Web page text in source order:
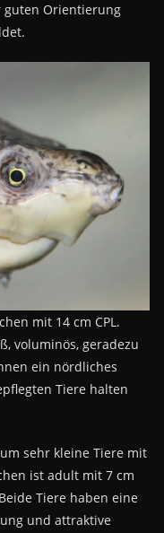
guten Orientierung
mit 14 cm CPL.
voluminös, geradezu
ein nördliches
Tiere halten
sehr kleine Tiere mit
ist adult mit 7 cm
Tiere haben eine
und attraktive